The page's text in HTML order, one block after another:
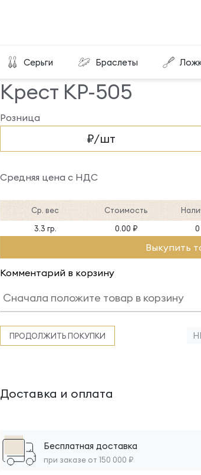
Серьги Браслеты
Крест КР-505
Розница
₽/шт
Средняя цена с НДС
Ср. вес Стоимость
3.3 гр.
0.00 ₽ 0
Выкупить
Комментарий в корзину
ПРОДОЛЖИТЬ ПОКУПКИ
Доставка и оплата
Бесплатная доставка
при заказе от 150 000 ₽